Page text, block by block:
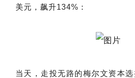
美元，飙升134%：
当天，走投无路的梅尔文资本选